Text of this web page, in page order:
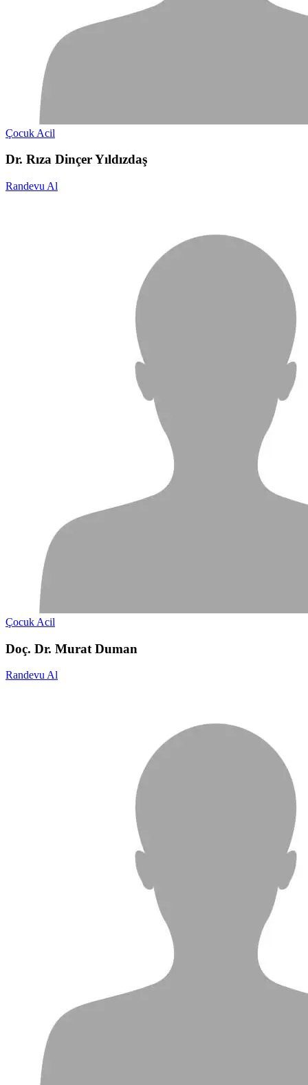
Çocuk Acil
Dr. Rıza Dinçer Yıldızdaş
Randevu Al
Çocuk Acil
Doç. Dr. Murat Duman
Randevu Al